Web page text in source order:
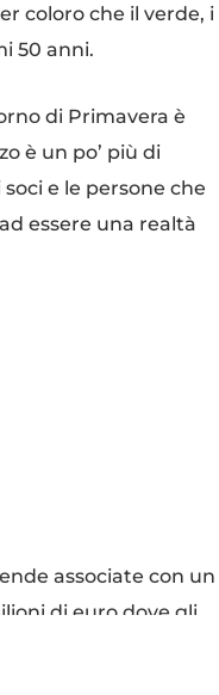
coloro che il verde, i
50 anni.
di Primavera è
è un po’ più di
e le persone che
essere una realtà
associate con un
di euro dove gli